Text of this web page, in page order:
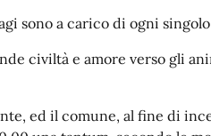
sono a carico di ogni
civiltà e amore verso gli
ed il comune, al fine di